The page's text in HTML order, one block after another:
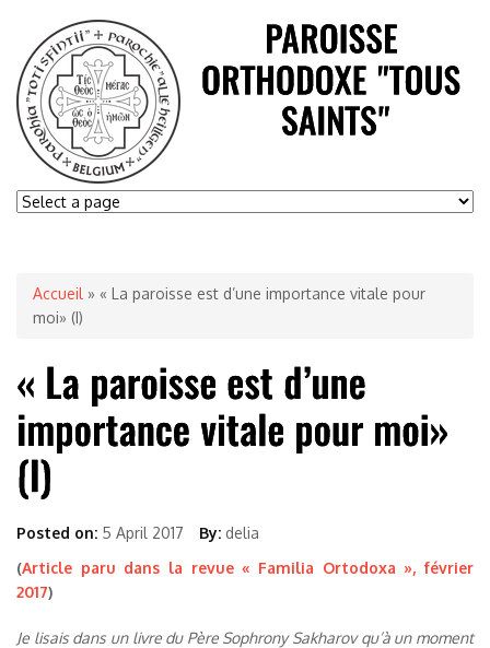
Accueil » « La paroisse est d’une importance vitale pour
moi» (I)
Posted on: 5 April 2017 By: delia
(Article paru dans la revue « Familia Ortodoxa », février
2017)
Je lisais dans un livre du Père Sophrony Sakharov qu’à un moment